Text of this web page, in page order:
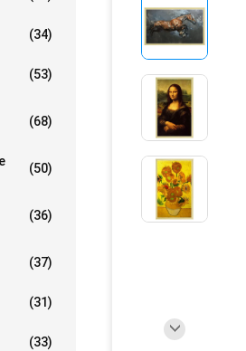
(34)
(53)
(68)
(50)
(36)
(37)
(31)
(33)